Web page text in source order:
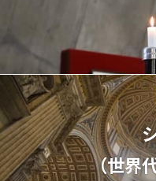
（世界